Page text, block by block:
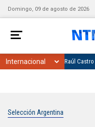
Domingo, 09 de agosto de 2026
Raúl Castro
Selección Argentina